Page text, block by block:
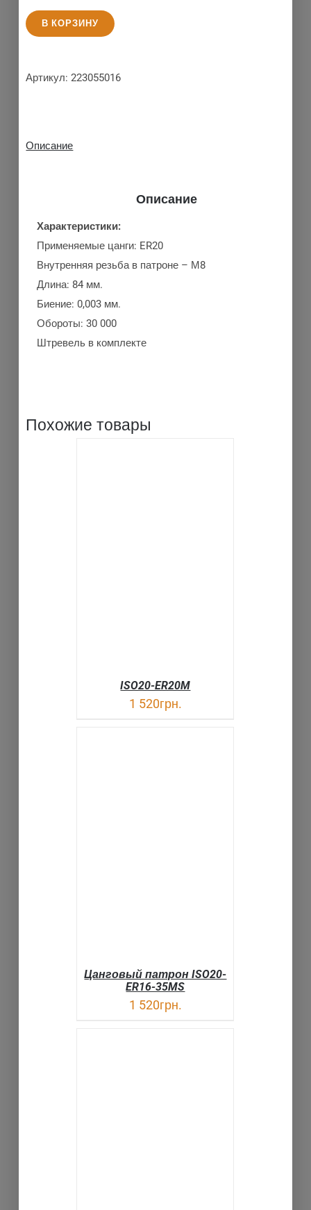
В КОРЗИНУ
Артикул:223055016
Описание
Описание
Характеристики:
Применяемые цанги: ER20
Внутренняя резьба в патроне – М8
Длина: 84 мм.
Биение: 0,003 мм.
Обороты: 30 000
Штревель в комплекте
Похожие товары
ISO20-ER20M
1 520грн.
Цанговый патрон ISO20-
ER16-35MS
1 520грн.